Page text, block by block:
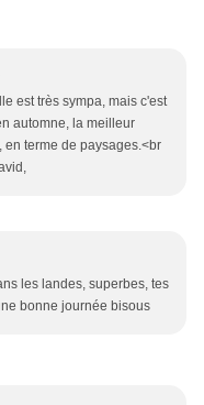
est très sympa, mais c'est
automne, la meilleur
terme de paysages.<br
les landes, superbes, tes
bonne journée bisous